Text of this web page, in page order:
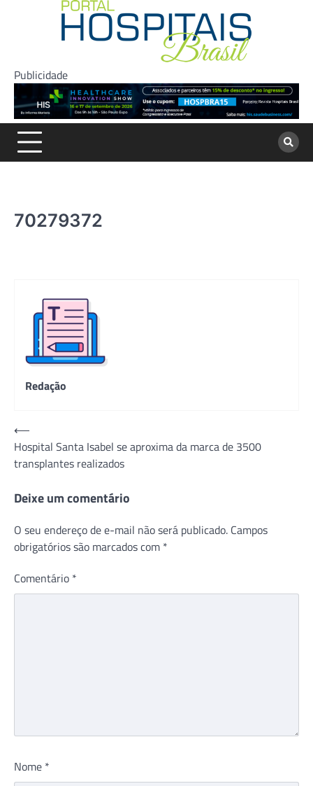
Publicidade
70279372
Redação
Navegação
de
Post
⟵
Hospital Santa Isabel se aproxima da marca de 3500
transplantes realizados
Deixe um comentário
O seu endereço de e-mail não será publicado. Campos
obrigatórios são marcados com *
Comentário *
Nome *